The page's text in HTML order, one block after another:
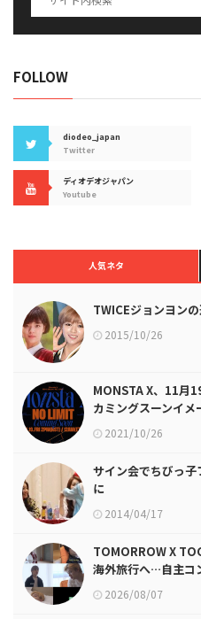
FOLLOW
diodeo_japan
Twitter
ディオデオジャパン
Youtube
人気ネタ
TWICEジョンヨン
2015/10/26
MONSTA X、11月
カミングスーンイメ
2021/10/26
サイン会でちびっ
に
2014/04/17
TOMORROW X
海外旅行へ…自主コ
2026/08/07